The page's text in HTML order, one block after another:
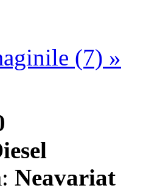
(7) »
Neavariat